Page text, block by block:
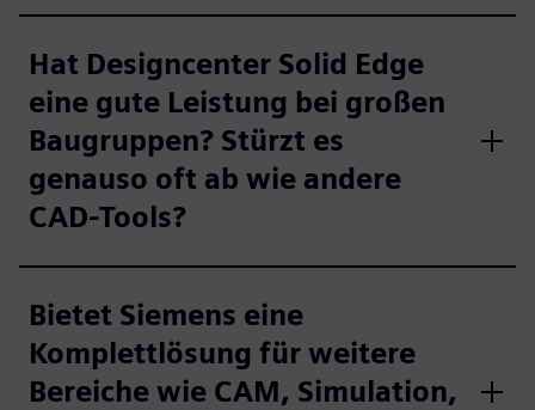
Hat Designcenter Solid Edge
eine gute Leistung bei großen
Baugruppen? Stürzt es
genauso oft ab wie andere
CAD-Tools?
Bietet Siemens eine
Komplettlösung für weitere
Bereiche wie CAM, Simulation,